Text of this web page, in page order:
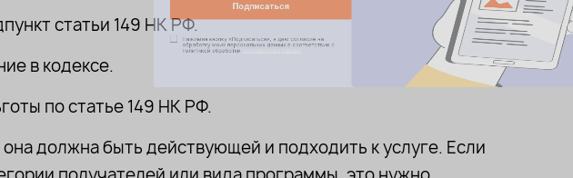
статьи 149 НК РФ.
в кодексе.
по статье 149 НК РФ.
должна быть действующей и подходить к услуге. Если
Подписаться
кнопку «Подписаться», я даю согласие на
обработкиперсональных данных